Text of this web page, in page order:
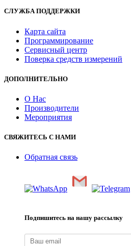
СЛУЖБА ПОДДЕРЖКИ
Карта сайта
Программирование
Сервисный центр
Поверка средств измерений
ДОПОЛНИТЕЛЬНО
О Нас
Производители
Мероприятия
СВЯЖИТЕСЬ С НАМИ
Обратная связь
Подпишитесь на нашу рассылку